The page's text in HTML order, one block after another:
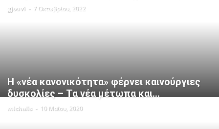
gjouvi - 7 Οκτωβρίου, 2022
Η «νέα κανονικότητα» φέρνει καινούργιες
δυσκολίες – Τα νέα μέτωπα και...
michalis - 10 Μαΐου, 2020